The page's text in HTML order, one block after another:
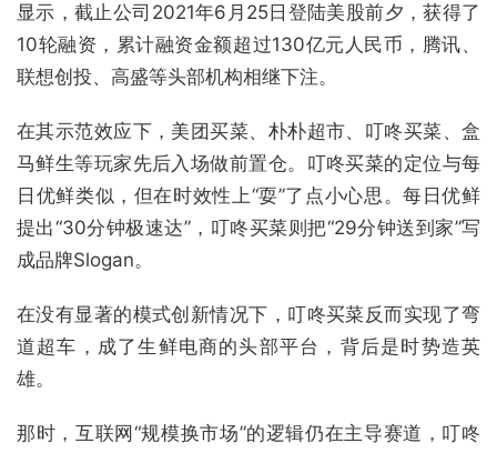
显示，截止公司2021年6月25日登陆美股前夕，获得了
10轮融资，累计融资金额超过130亿元人民币，腾讯、
联想创投、高盛等头部机构相继下注。
在其示范效应下，美团买菜、朴朴超市、叮咚买菜、盒
马鲜生等玩家先后入场做前置仓。叮咚买菜的定位与每
日优鲜类似，但在时效性上“耍”了点小心思。每日优鲜
提出“30分钟极速达”，叮咚买菜则把“29分钟送到家”写
成品牌Slogan。
在没有显著的模式创新情况下，叮咚买菜反而实现了弯
道超车，成了生鲜电商的头部平台，背后是时势造英
雄。
那时，互联网“规模换市场”的逻辑仍在主导赛道，叮咚